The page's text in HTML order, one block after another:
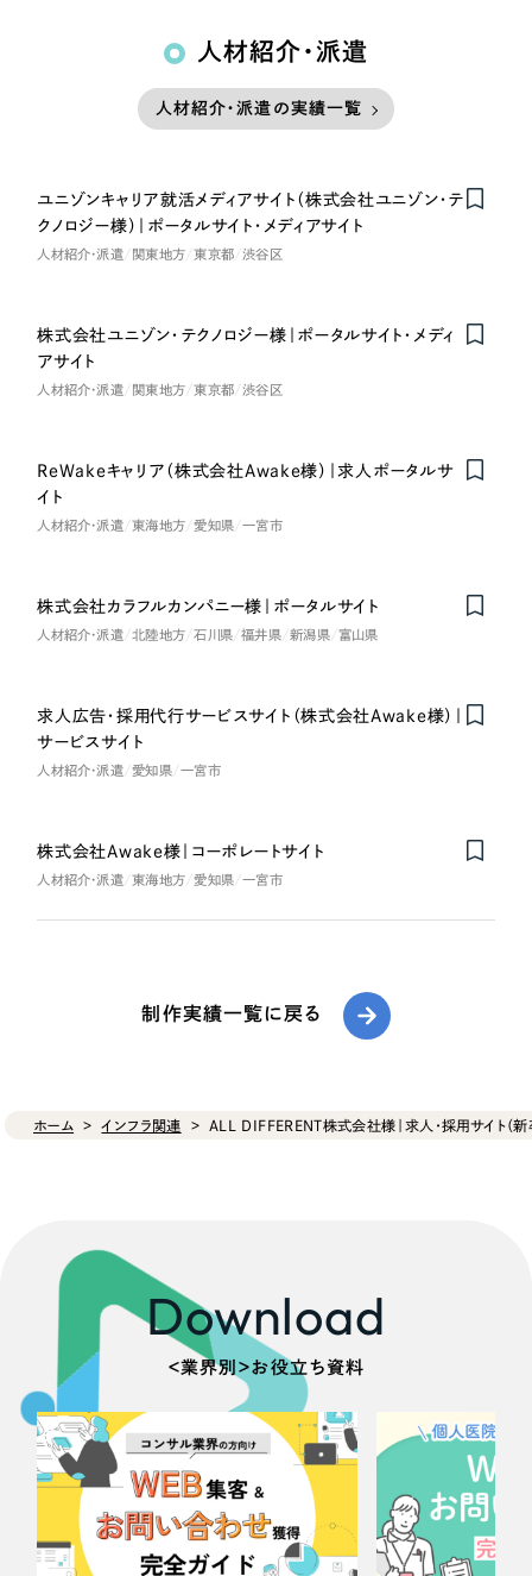
人材紹介・派遣
人材紹介・派遣の実績一覧
ユニゾンキャリア就活メディアサイト（株式会社ユニゾン・テ
クノロジー様）｜ポータルサイト・メディアサイト
人材紹介・派遣 関東地方 東京都 渋谷区
株式会社ユニゾン・テクノロジー様｜ポータルサイト・メディ
アサイト
人材紹介・派遣 関東地方 東京都 渋谷区
ReWakeキャリア（株式会社Awake様）｜求人ポータルサ
イト
人材紹介・派遣 東海地方 愛知県 一宮市
株式会社カラフルカンパニー様｜ポータルサイト
人材紹介・派遣 北陸地方 石川県 福井県 新潟県 富山県
求人広告・採用代行サービスサイト（株式会社Awake様）｜
サービスサイト
人材紹介・派遣 愛知県 一宮市
株式会社Awake様｜コーポレートサイト
人材紹介・派遣 東海地方 愛知県 一宮市
制作実績一覧に戻る
ホーム インフラ関連 ALL DIFFERENT株式会社様｜求人・採用サイト（新
Download
＜業界別＞お役立ち資料